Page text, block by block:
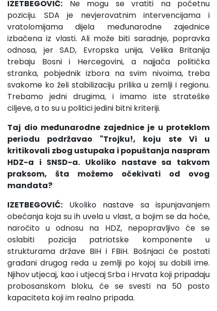
IZETBEGOVIĆ: Ne mogu se vratiti na početnu
poziciju. SDA je nevjerovatnim intervencijama i
vratolomijama dijela međunarodne zajednice
izbačena iz vlasti. Ali može biti saradnje, popravka
odnosa, jer SAD, Evropska unija, Velika Britanija
trebaju Bosni i Hercegovini, a najjača politička
stranka, pobjednik izbora na svim nivoima, treba
svakome ko želi stabilizaciju prilika u zemlji i regionu.
Trebamo jedni drugima, i imamo iste strateške
ciljeve, a to su u politici jedini bitni kriteriji.
Taj dio međunarodne zajednice je u proteklom
periodu podržavao "Trojku!, koju ste Vi u
kritikovali zbog ustupaka i popuštanja naspram
HDZ-a i SNSD-a. Ukoliko nastave sa takvom
praksom, šta možemo očekivati od ovog
mandata?
IZETBEGOVIĆ: Ukoliko nastave sa ispunjavanjem
obećanja koja su ih uvela u vlast, a bojim se da hoće,
naročito u odnosu na HDZ, nepopravljivo će se
oslabiti pozicija patriotske komponente u
strukturama države BiH i FBiH. Bošnjaci će postati
građani drugog reda u zemlji po kojoj su dobili ime.
Njihov utjecaj, kao i utjecaj Srba i Hrvata koji pripadaju
probosanskom bloku, će se svesti na 50 posto
kapaciteta koji im realno pripada.